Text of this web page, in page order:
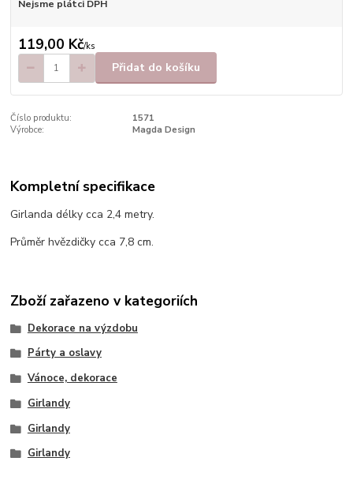
Nejsme plátci DPH
119,00 Kč/ks
Přidat do košíku
Číslo produktu:
1571
Výrobce:
Magda Design
Kompletní specifikace
Girlanda délky cca 2,4 metry.
Průměr hvězdičky cca 7,8 cm.
Zboží zařazeno v kategoriích
Dekorace na výzdobu
Párty a oslavy
Vánoce, dekorace
Girlandy
Girlandy
Girlandy